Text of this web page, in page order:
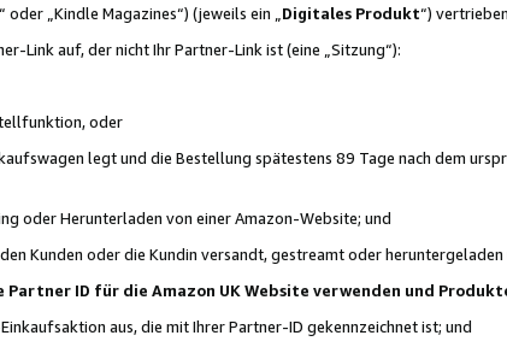
„Kindle Magazines“) (jeweils ein „ Digitales Produkt“)
Link auf, der nicht Ihr Partner-Link ist (eine „Sitzung“):
oder
legt und die Bestellung spätestens 89 Tage nach dem
oder Herunterladen von einer Amazon-Website; und
Kunden oder die Kundin versandt, gestreamt oder
ID für die Amazon UK Website verwenden und
aus, die mit Ihrer Partner-ID gekennzeichnet ist; und